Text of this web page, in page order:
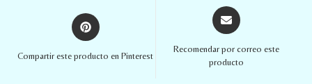
Compartir este producto en Pinterest
Recomendar por correo este
producto